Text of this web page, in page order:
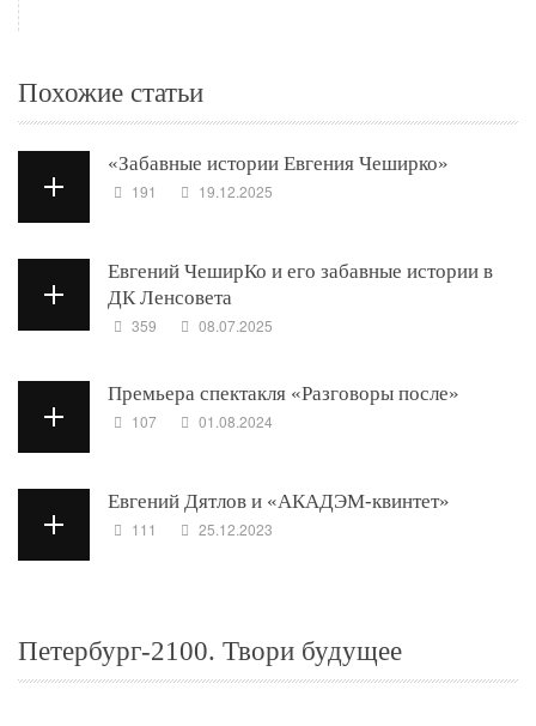
Похожие статьи
«Забавные истории Евгения Чеширко»
191 19.12.2025
Евгений ЧеширКо и его забавные истории в
ДК Ленсовета
359 08.07.2025
Премьера спектакля «Разговоры после»
107 01.08.2024
Евгений Дятлов и «АКАДЭМ-квинтет»
111 25.12.2023
Петербург-2100. Твори будущее